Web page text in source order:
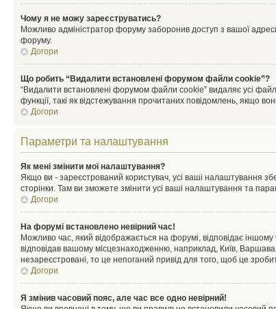
Чому я не можу зареєструватись?
Можливо адміністратор форуму заборонив доступ з вашої
форуму.
Догори
Що робить “Видалити встановлені форумом файли cookie”?
“Видалити встановлені форумом файли cookie” видаляє усі
функції, такі як відстежування прочитаних повідомлень, якщо
Догори
Параметри та налаштування
Як мені змінити мої налаштування?
Якщо ви - зареєстрований користувач, усі ваші налаштування
сторінки. Там ви зможете змінити усі ваші налаштування та
Догори
На форумі встановлено невірний час!
Можливо час, який відображається на форумі, відповідає
відповідав вашому місцезнаходженню, наприклад, Київ,
незареєстровані, то це непоганий привід для того, щоб це
Догори
Я змінив часовий пояс, але час все одно невірний!